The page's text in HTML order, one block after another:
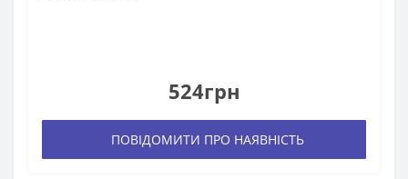
524грн
ПОВІДОМИТИ ПРО НАЯВНІСТЬ